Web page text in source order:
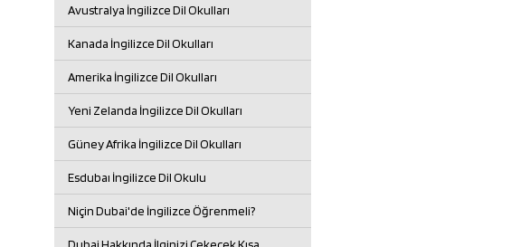
Avustralya İngilizce Dil Okulları
Kanada İngilizce Dil Okulları
Amerika İngilizce Dil Okulları
Yeni Zelanda İngilizce Dil Okulları
Güney Afrika İngilizce Dil Okulları
Esdubaı İngilizce Dil Okulu
Niçin Dubai'de İngilizce Öğrenmeli?